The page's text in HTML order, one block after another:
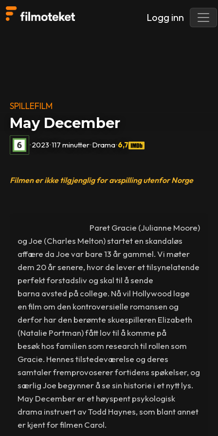
Logg inn
SPILLEFILM
May December
•2023•117 minutter•Drama•6,7
Filmen er ikke tilgjenglig for avspilling utenfor Norge
Paret Gracie (Julianne Moore)
og Joe (Charles Melton) startet en skandaløs
affære da Joe var bare 13 år gammel. Vi møter
dem 20 år senere, hvor de lever et tilsynelatende
perfekt forstadsliv og skal til å sende
barna avsted på college. Nå vil Hollywood lage
en film om den kontroversielle romansen og
derfor har den berømte skuespilleren Elizabeth
(Natalie Portman) fått lov til å komme på
besøk hos familien som research til rollen som
Gracie. Hennes tilstedeværelse og deres
samtaler fremprovoserer fortidens spøkelser, og
særlig Joe begynner å se sin historie i et nytt lys.
May December er et høyspent psykologisk
drama instruert av Todd Haynes, som blant annet
er kjent for filmen Carol.